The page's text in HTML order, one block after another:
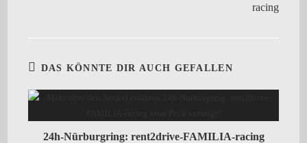
racing
DAS KÖNNTE DIR AUCH GEFALLEN
24h-Nürburgring: rent2drive-FAMILIA-racing